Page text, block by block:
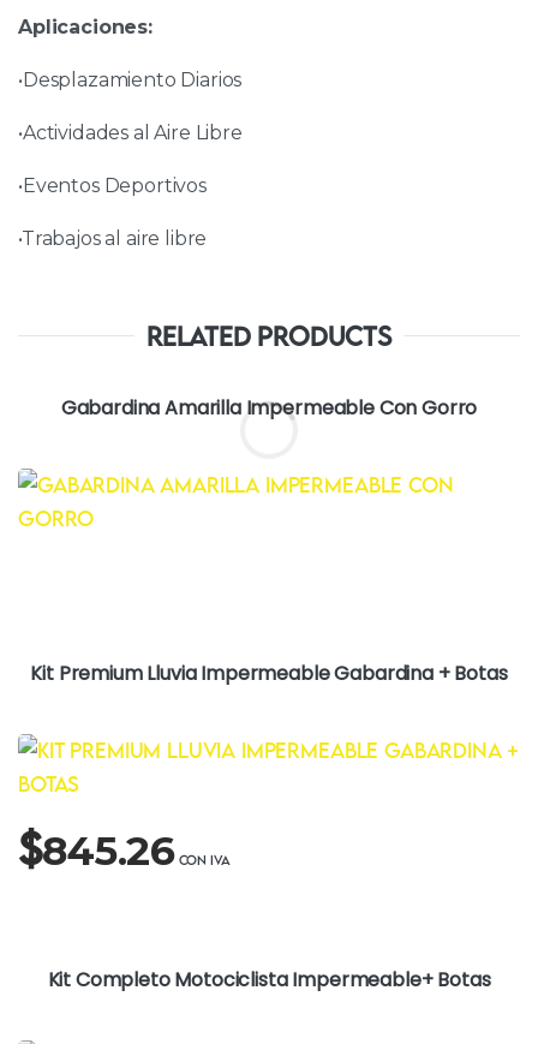
Aplicaciones:
•Desplazamiento Diarios
•Actividades al Aire Libre
•Eventos Deportivos
•Trabajos al aire libre
Related Products
Gabardina Amarilla Impermeable Con Gorro
Kit Premium Lluvia Impermeable Gabardina + Botas
$845.26
Kit Completo Motociclista Impermeable+ Botas